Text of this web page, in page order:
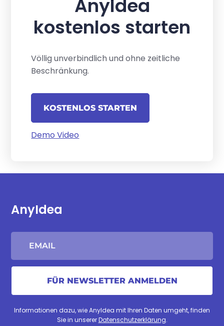
AnyIdea
kostenlos starten
Völlig unverbindlich und ohne zeitliche
Beschränkung.
KOSTENLOS STARTEN
Demo Video
AnyIdea
Informationen dazu, wie AnyIdea mit Ihren Daten umgeht, finden
Sie in unsererDatenschutzerklärung.